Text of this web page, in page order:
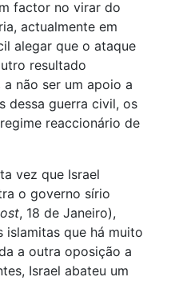
factor no virar do
actualmente em
alegar que o ataque
resultado
não ser um apoio a
dessa guerra civil, os
reaccionário de
vez que Israel
o governo sírio
, 18 de Janeiro),
islamitas que há muito
a outra oposição a
Israel abateu um